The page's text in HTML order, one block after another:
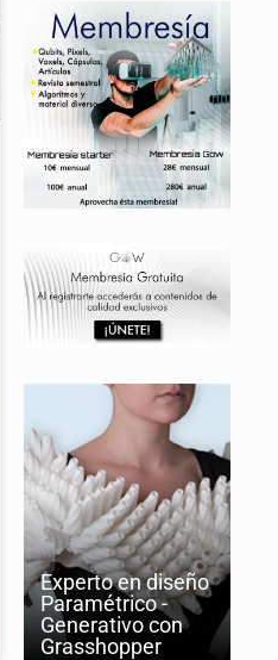
Experto en diseño
Paramétrico -
Generativo con
Grasshopper
Ver
curso